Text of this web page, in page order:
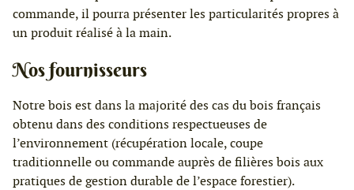
commande, il pourra présenter les particularités propres à
un produit réalisé à la main.
Nos fournisseurs
Notre bois est dans la majorité des cas du bois français
obtenu dans des conditions respectueuses de
l’environnement (récupération locale, coupe
traditionnelle ou commande auprès de filières bois aux
pratiques de gestion durable de l’espace forestier).